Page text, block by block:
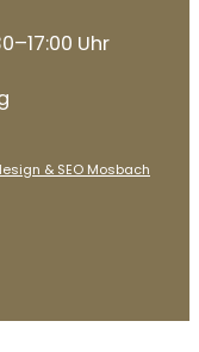
Uhr
& SEO Mosbach